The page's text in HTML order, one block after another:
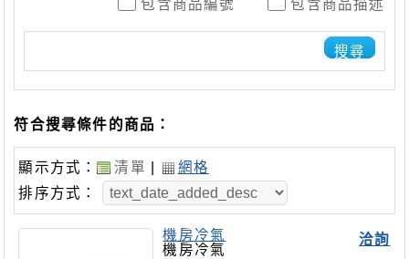
包含商品編號 包含商品描述
搜尋
符合搜尋條件的商品：
顯示方式： 清單
網格
排序方式：
洽詢
機房冷氣
機房冷氣